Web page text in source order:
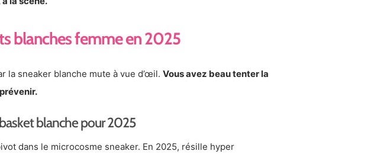
blanches femme en 2025
la sneaker blanche mute à vue d’œil. Vous avez beau tenter la
blanche pour 2025
dans le microcosme sneaker. En 2025, résille hyper